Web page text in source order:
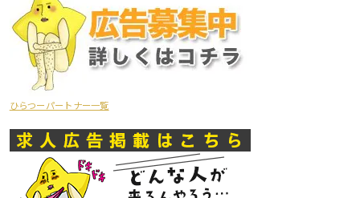
ひらつーパートナー一覧